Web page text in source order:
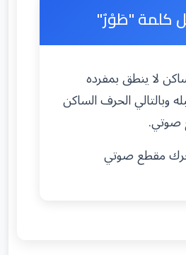
كلمة "طَوْرٌ"
لا ينطق بمفرده
وبالتالي الحرف الساكن
صوتي.
مقطع صوتي